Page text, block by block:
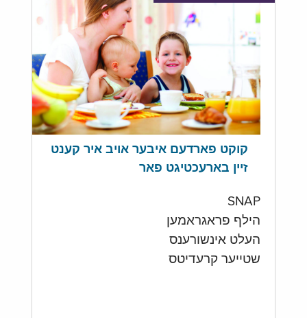
קוקט פארדעם איבער אויב איר קענט
זיין בארעכטיגט פאר
SNAP
הילף פראגראמען
העלט אינשורענס
שטייער קרעדיטס